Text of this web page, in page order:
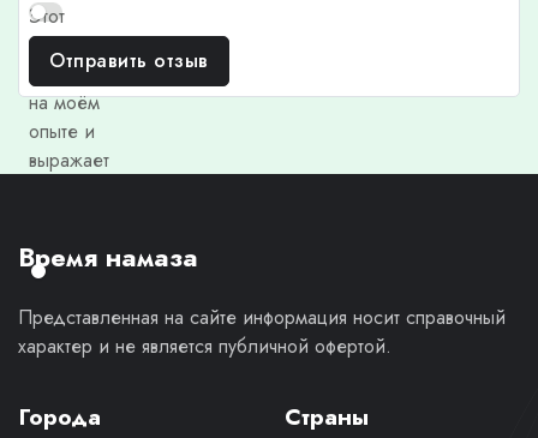
Этот
отзыв
основан
на моём
опыте и
выражает
мнение.
Отправить отзыв
Время намаза
Представленная на сайте информация носит справочный
характер и не является публичной офертой.
Города Страны